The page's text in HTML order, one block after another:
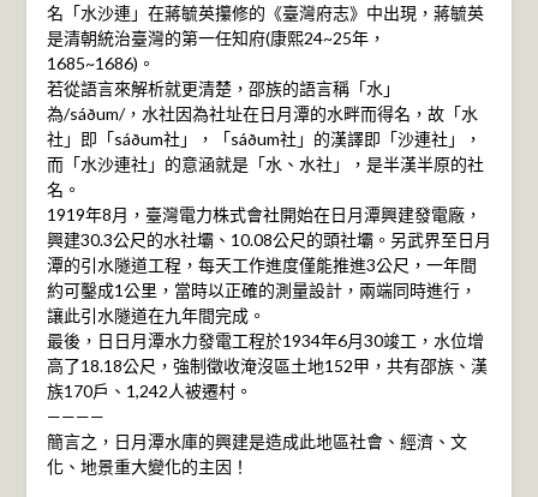
名「水沙連」在蔣毓英攥修的《臺灣府志》中出現，蔣毓英
是清朝統治臺灣的第一任知府(康熙24~25年，
1685~1686)。
若從語言來解析就更清楚，邵族的語言稱「水」
為/sáðum/，水社因為社址在日月潭的水畔而得名，故「水
社」即「sáðum社」，「sáðum社」的漢譯即「沙連社」，
而「水沙連社」的意涵就是「水、水社」，是半漢半原的社
名。
1919年8月，臺灣電力株式會社開始在日月潭興建發電廠，
興建30.3公尺的水社壩、10.08公尺的頭社壩。另武界至日月
潭的引水隧道工程，每天工作進度僅能推進3公尺，一年間
約可鑿成1公里，當時以正確的測量設計，兩端同時進行，
讓此引水隧道在九年間完成。
最後，日日月潭水力發電工程於1934年6月30竣工，水位增
高了18.18公尺，強制徵收淹沒區土地152甲，共有邵族、漢
族170戶、1,242人被遷村。
————
簡言之，日月潭水庫的興建是造成此地區社會、經濟、文
化、地景重大變化的主因！